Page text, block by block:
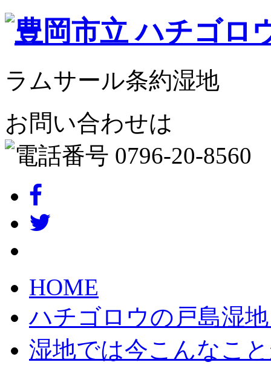
ラムサール条約湿地
お問い合わせは
HOME
ハチゴロウの戸島湿
湿地では今こんなこ